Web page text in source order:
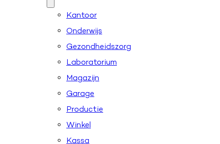
Kantoor
Onderwijs
Gezondheidszorg
Laboratorium
Magazijn
Garage
Productie
Winkel
Kassa